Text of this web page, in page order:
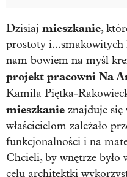
Dzisiaj mieszkanie,
prostoty i...smakowitych
nam bowiem na myśl
projekt pracowni Na
Kamila Piętka-
mieszkanie znajduje się
właścicielom zależało
funkcjonalności i na
Chcieli, by wnętrze
celu architektki